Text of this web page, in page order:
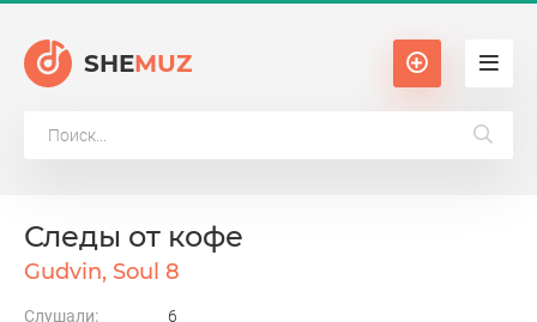
SHEMUZ
Следы от кофе
Gudvin, Soul 8
Слушали:
6